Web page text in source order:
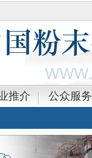
推介 公众服务